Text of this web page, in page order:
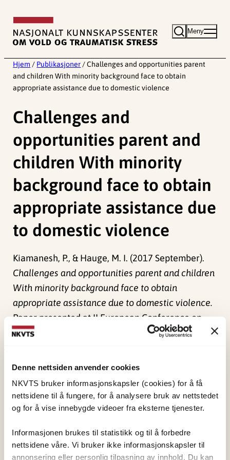
Denne nettsiden anvender cookies
NKVTS bruker informasjonskapsler (cookies) for å få
nettsidene til å fungere, for å analysere bruk av nettstedet
og for å vise innebygde videoer fra eksterne tjenester.
Informasjonen brukes til statistikk og til å forbedre
nettsidene våre. Vi bruker ikke informasjonskapsler til
annonsering eller personlig tilpasning av innhold. Du kan
innhold
Meny
Hjem / Publikasjoner / Challenges and opportunities parent
and children With minority background face to obtain
appropriate assistance due to domestic violence
Challenges and
opportunities parent and
children With minority
background face to obtain
appropriate assistance due
to domestic violence
Kiamanesh, P., & Hauge, M. I. (2017 September).
Challenges and opportunities parent and children
With minority background face to obtain
appropriate assistance due to domestic violence.
Paper presented at II European Conference on
Domestic Violence, Porto.
Publisert:
4. juni 2024
NKVTS utvikler og sprer kunnskap og kompetanse